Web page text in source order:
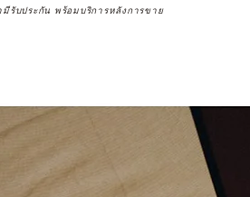
รับประกัน พร้อมบริการหลังการขาย